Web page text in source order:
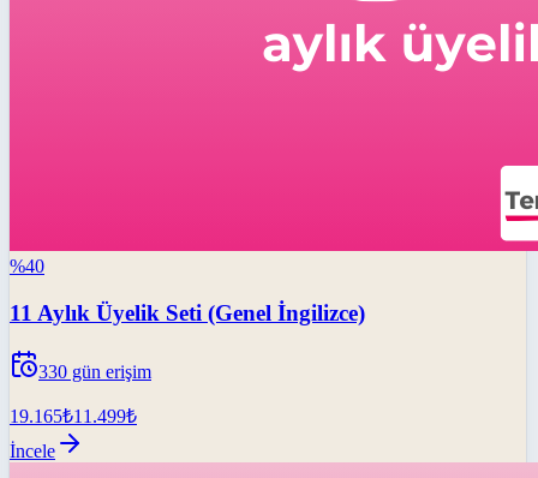
%40
11 Aylık Üyelik Seti (Genel İngilizce)
330 gün erişim
19.165₺11.499₺
İncele